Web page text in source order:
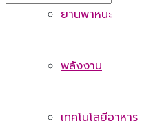
ยานพาหนะ
พลังงาน
เทคโนโลยีอาหาร